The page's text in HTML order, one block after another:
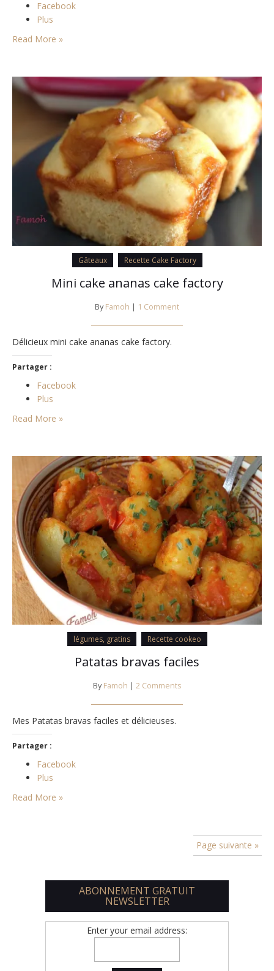
Facebook
Plus
Read More »
Gâteaux Recette Cake Factory
Mini cake ananas cake factory
By Famoh | 1 Comment
Délicieux mini cake ananas cake factory.
Partager :
Facebook
Plus
Read More »
légumes, gratins Recette cookeo
Patatas bravas faciles
By Famoh | 2 Comments
Mes Patatas bravas faciles et délicieuses.
Partager :
Facebook
Plus
Read More »
Page suivante »
ABONNEMENT GRATUIT
NEWSLETTER
Enter your email address: